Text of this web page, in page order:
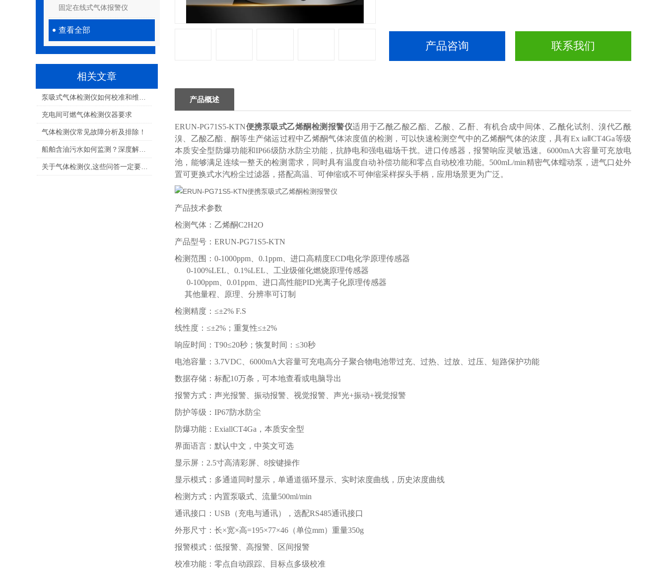
固定在线式气体报警仪
查看全部
相关文章
充电间可燃气体检测仪器要求
气体检测仪常见故障分析及排除！
产品咨询 联系我们
产品概述
ERUN-PG71S5-KTN便携泵吸式乙烯酮检测报警仪适用于乙酰乙酸乙酯、乙酸、乙酐、有机合成中间体、乙酰化试剂、溴代乙酰
溴、乙酸乙酯、酮等生产储运过程中乙烯酮气体浓度值的检测，可以快速检测空气中的乙烯酮气体的浓度，具有Ex iaⅡCT4Ga等级
本质安全型防爆功能和IP66级防水防尘功能，抗静电和强电磁场干扰。进口传感器，报警响应灵敏迅速。6000mA大容量可充放电
池，能够满足连续一整天的检测需求，同时具有温度自动补偿功能和零点自动校准功能。500mL/min精密气体蠕动泵，进气口处外
置可更换式水汽粉尘过滤器，搭配高温、可伸缩或不可伸缩采样探头手柄，应用场景更为广泛。
产品技术参数
检测气体：乙烯酮C2H2O
产品型号：ERUN-PG71S5-KTN
检测范围：0-1000ppm、0.1ppm、进口高精度ECD电化学原理传感器
0-100%LEL、0.1%LEL、工业级催化燃烧原理传感器
0-100ppm、0.01ppm、进口高性能PID光离子化原理传感器
其他量程、原理、分辨率可订制
检测精度：≤±2% F.S
线性度：≤±2%；重复性≤±2%
响应时间：T90≤20秒；恢复时间：≤30秒
电池容量：3.7VDC、6000mA大容量可充电高分子聚合物电池带过充、过热、过放、过压、短路保护功能
数据存储：标配10万条，可本地查看或电脑导出
报警方式：声光报警、振动报警、视觉报警、声光+振动+视觉报警
防护等级：IP67防水防尘
防爆功能：ExiallCT4Ga，本质安全型
界面语言：默认中文，中英文可选
显示屏：2.5寸高清彩屏、8按键操作
显示模式：多通道同时显示，单通道循环显示、实时浓度曲线，历史浓度曲线
检测方式：内置泵吸式、流量500ml/min
通讯接口：USB（充电与通讯），选配RS485通讯接口
外形尺寸：长×宽×高=195×77×46（单位mm）重量350g
报警模式：低报警、高报警、区间报警
校准功能：零点自动跟踪、目标点多级校准